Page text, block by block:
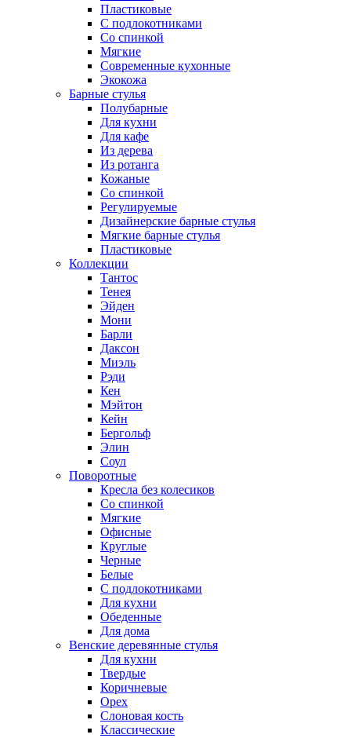
Пластиковые
С подлокотниками
Со спинкой
Мягкие
Современные кухонные
Экокожа
Барные стулья
Полубарные
Для кухни
Для кафе
Из дерева
Из ротанга
Кожаные
Со спинкой
Регулируемые
Дизайнерские барные стулья
Мягкие барные стулья
Пластиковые
Коллекции
Тантос
Тенея
Эйден
Мони
Барли
Даксон
Миэль
Рэди
Кен
Мэйтон
Кейн
Бергольф
Элин
Соул
Поворотные
Кресла без колесиков
Со спинкой
Мягкие
Офисные
Круглые
Черные
Белые
С подлокотниками
Для кухни
Обеденные
Для дома
Венские деревянные стулья
Для кухни
Твердые
Коричневые
Орех
Слоновая кость
Классические